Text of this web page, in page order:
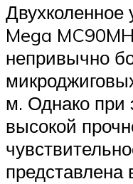
Mega
непривычно
м. Однако при
высокой
представлена